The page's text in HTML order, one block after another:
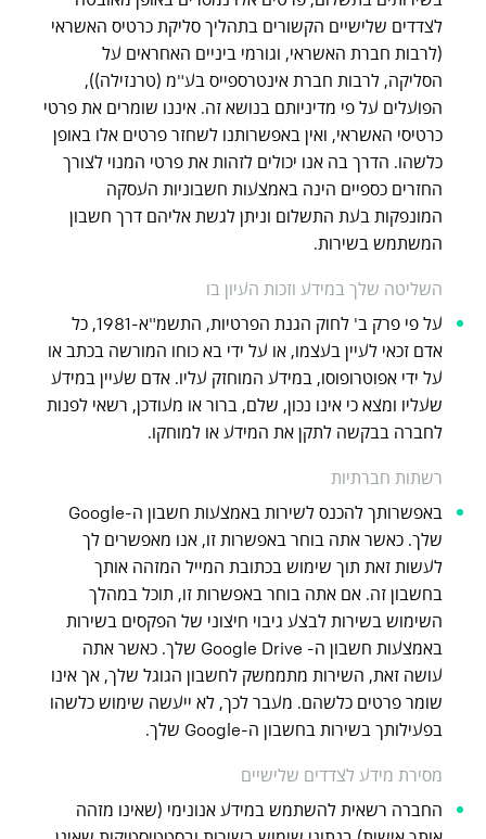
לצדדים שלישיים הקשורים בתהליך סליקת כרטיס האשראי
(לרבות חברת האשראי, וגורמי ביניים האחראים על
הסליקה, לרבות חברת אינטרספייס בע"מ (טרנזילה)),
הפועלים על פי מדיניותם בנושא זה. איננו שומרים את פרטי
כרטיסי האשראי, ואין באפשרותנו לשחזר פרטים אלו באופן
כלשהו. הדרך בה אנו יכולים לזהות את פרטי המנוי לצורך
החזרים כספיים הינה באמצעות חשבוניות העסקה
המונפקות בעת התשלום וניתן לגשת אליהם דרך חשבון
המשתמש בשירות.
השליטה שלך במידע וזכות העיון בו
על פי פרק ב' לחוק הגנת הפרטיות, התשמ"א-1981, כל
אדם זכאי לעיין בעצמו, או על ידי בא כוחו המורשה בכתב או
על ידי אפוטרופוסו, במידע המוחזק עליו. אדם שעיין במידע
שעליו ומצא כי אינו נכון, שלם, ברור או מעודכן, רשאי לפנות
לחברה בבקשה לתקן את המידע או למוחקו.
רשתות חברתיות
באפשרותך להכנס לשירות באמצעות חשבון ה-Google
שלך. כאשר אתה בוחר באפשרות זו, אנו מאפשרים לך
לעשות זאת תוך שימוש בכתובת המייל המזהה אותך
בחשבון זה. אם אתה בוחר באפשרות זו, תוכל במהלך
השימוש בשירות לבצע גיבוי חיצוני של הפקסים בשירות
באמצעות חשבון ה- Google Drive שלך. כאשר אתה
עושה זאת, השירות מתממשק לחשבון הגוגל שלך, אך אינו
שומר פרטים כלשהם. מעבר לכך, לא ייעשה שימוש כלשהו
בפעילותך בשירות בחשבון ה-Google שלך.
מסירת מידע לצדדים שלישיים
החברה רשאית להשתמש במידע אנונימי (שאינו מזהה